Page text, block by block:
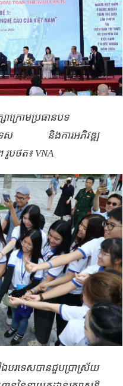
ា​ក្រោម​ប្រធានបទ
ទេស និងការអភិវឌ្ឍ
រូបថត៖ VNA
រទេសបានជួបប្រាស្រ័យ